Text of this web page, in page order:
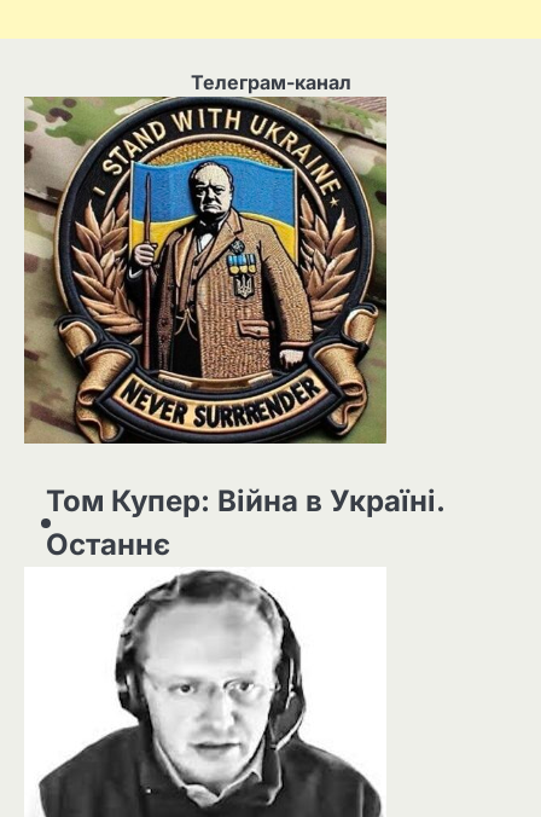
Телеграм-канал
Том Купер: Війна в Україні.
Останнє